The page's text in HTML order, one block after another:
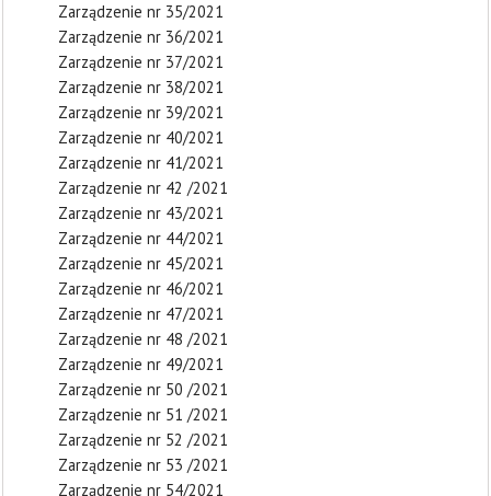
Zarządzenie nr 35/2021
Zarządzenie nr 36/2021
Zarządzenie nr 37/2021
Zarządzenie nr 38/2021
Zarządzenie nr 39/2021
Zarządzenie nr 40/2021
Zarządzenie nr 41/2021
Zarządzenie nr 42 /2021
Zarządzenie nr 43/2021
Zarządzenie nr 44/2021
Zarządzenie nr 45/2021
Zarządzenie nr 46/2021
Zarządzenie nr 47/2021
Zarządzenie nr 48 /2021
Zarządzenie nr 49/2021
Zarządzenie nr 50 /2021
Zarządzenie nr 51 /2021
Zarządzenie nr 52 /2021
Zarządzenie nr 53 /2021
Zarządzenie nr 54/2021